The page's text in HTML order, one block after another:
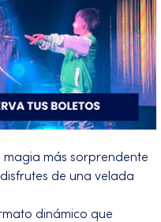
más sorprendente
de una velada
dinámico que